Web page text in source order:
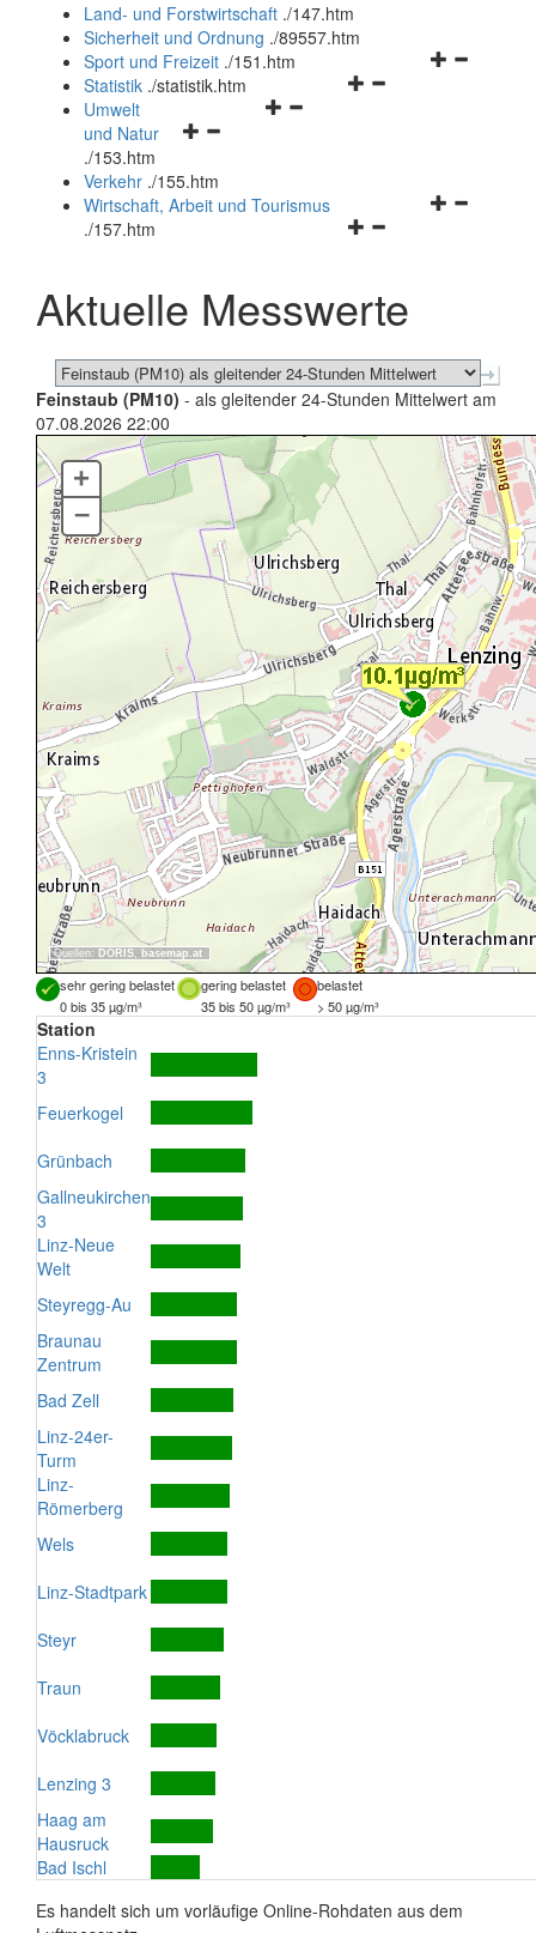
und
schließen
Land- und Forstwirtschaft ./147.htm
Sicherheit und Ordnung ./89557.htm
Navigationsmenü
Sport und Freizeit ./151.htm
Navigationsmenü
Statistik ./statistik.htm
Navigationsmenü
und
schließen
Umwelt
und Natur
./153.htm
Verkehr ./155.htm
Navigationsmenü
schließen
Wirtschaft, Arbeit und Tourismus
./157.htm
Aktuelle Messwerte
Feinstaub (PM10) - als gleitender 24-Stunden Mittelwert am
07.08.2026 22:00
Quellen: DORIS, basemap.at
+
–
sehr gering belastet gering belastet
belastet
0 bis 35 µg/m³
35 bis 50 µg/m³ > 50 µg/m³
Station
Enns-Kristein
3
Feuerkogel
Grünbach
Gallneukirchen
3
Linz-Neue
Welt
Steyregg-Au
Braunau
Zentrum
Bad Zell
Linz-24er-
Turm
Linz-
Römerberg
Wels
Linz-Stadtpark
Steyr
Traun
Vöcklabruck
Lenzing 3
Haag am
Hausruck
Bad Ischl
Es handelt sich um vorläufige Online-Rohdaten aus dem